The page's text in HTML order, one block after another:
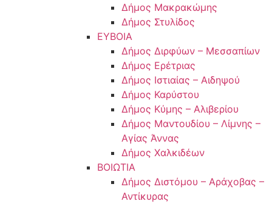
Δήμος Μακρακώμης
Δήμος Στυλίδος
ΕΥΒΟΙΑ
Δήμος Διρφύων – Μεσσαπίων
Δήμος Ερέτριας
Δήμος Ιστιαίας – Αιδηψού
Δήμος Καρύστου
Δήμος Κύμης – Αλιβερίου
Δήμος Μαντουδίου – Λίμνης –
Αγίας Άννας
Δήμος Χαλκιδέων
ΒΟΙΩΤΙΑ
Δήμος Διστόμου – Αράχοβας –
Αντίκυρας